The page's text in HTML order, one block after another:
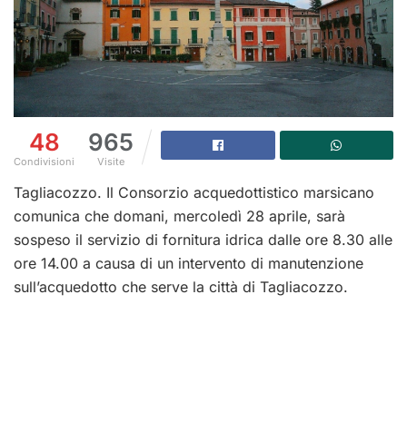
48
Condivisioni
965
Visite
Tagliacozzo. Il Consorzio acquedottistico marsicano
comunica che domani, mercoledì 28 aprile, sarà
sospeso il servizio di fornitura idrica dalle ore 8.30 alle
ore 14.00 a causa di un intervento di manutenzione
sull’acquedotto che serve la città di Tagliacozzo.